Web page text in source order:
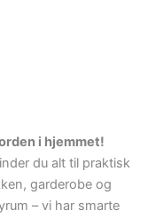
i hjemmet!
du alt til praktisk
garderobe og
– vi har smarte